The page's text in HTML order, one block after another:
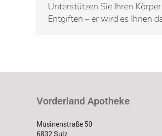
Unterstützen Sie Ihren
Entgiften – er wird es Ihnen
Vorderland Apotheke
Müsinenstraße 50
6832 Sulz